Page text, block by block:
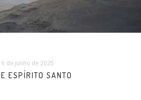
de junho de 2025
ESPÍRITO SANTO